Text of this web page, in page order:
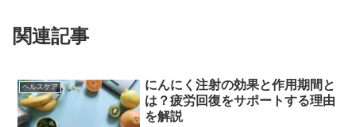
関連記事
ヘルスケア
にんにく注射の効果と作用期間と
は？疲労回復をサポートする理由
を解説